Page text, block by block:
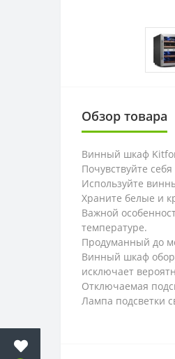
Обзор товара
Винный шкаф
Почувствуйте
Используйте
Храните белые и
Важной
температуре.
Продуманный до
Винный шкаф
исключает
Отключаемая
Лампа подсветки